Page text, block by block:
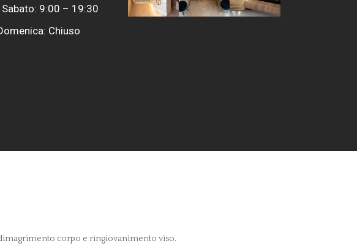
9:00 – 19:30
Chiuso
corpo e ringiovanimento viso.